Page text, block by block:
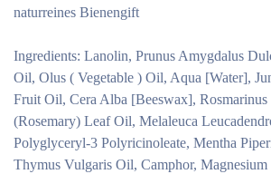
naturreines Bienengift
Ingredients: Lanolin, Prunus Amygdalus
Oil, Olus ( Vegetable ) Oil, Aqua [Water],
Fruit Oil, Cera Alba [Beeswax],
(Rosemary) Leaf Oil, Melaleuca
Polyglyceryl-3 Polyricinoleate, Mentha
Thymus Vulgaris Oil, Camphor,